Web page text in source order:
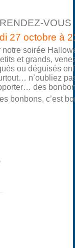
RENDEZ-VOUS
27 octobre à
notre soirée
et grands,
ou déguisés
n’oubliez
des
bonbons, c’est
,